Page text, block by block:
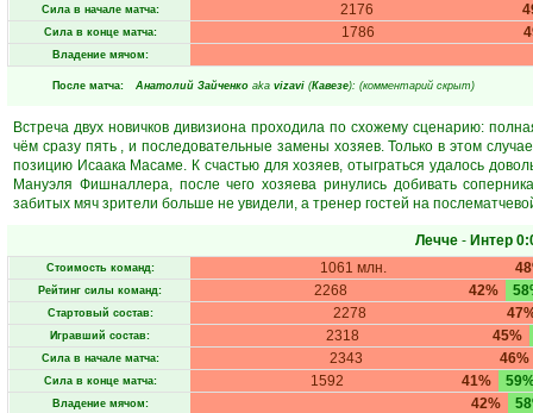
Сила в начале матча: 2176
Сила в конце матча: 1786
Владение мячом:
После матча: Анатолий Зайченко aka vizavi (Кавезе): (комментарий скрыт)
Встреча двух новичков дивизиона проходила по схожему сценарию:
чём сразу пять , и последовательные замены хозяев. Только в этом
позицию Исаака Масаме. К счастью для хозяев, отыграться удалось
Мануэля Фишналлера, после чего хозяева ринулись добивать
забитых мяч зрители больше не увидели, а тренер гостей на
Лечче- Интер
Стоимость команд: 1061 млн.
Рейтинг силы команд: 42%
2268
Стартовый состав: 2278
Игравший состав: 45%
2318
Сила в начале матча: 46%
2343
Сила в конце матча: 41%
1592
Владение мячом: 42%